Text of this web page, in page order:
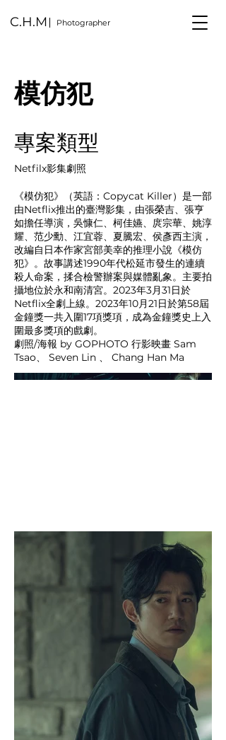
C.H.M Photographer
模仿犯
專案類型
Netfilx影集劇照
《模仿犯》（英語：Copycat Killer）是一部
由Netflix推出的臺灣影集，由張榮吉、張亨
如擔任導演，吳慷仁、柯佳嬿、庹宗華、姚淳
耀、范少勳、江宜蓉、夏騰宏、侯彥西主演，
改編自日本作家宮部美幸的推理小說《模仿
犯》。故事講述1990年代松延市發生的連續
殺人命案，揉合檢警辦案與媒體亂象。主要拍
攝地位於永和南清宮。2023年3月31日於
Netflix全劇上線。2023年10月21日於第58屆
金鐘獎一共入圍17項獎項，成為金鐘獎史上入
圍最多獎項的戲劇。
劇照/海報 by GOPHOTO 行影映畫 Sam
Tsao、 Seven Lin 、 Chang Han Ma